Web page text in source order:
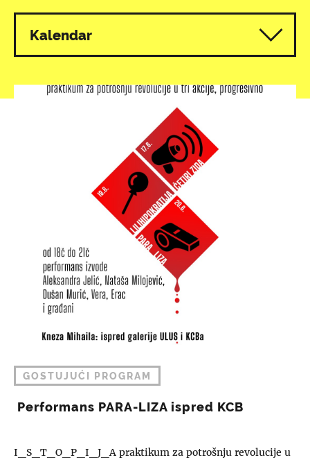
Kalendar
GOSTUJUĆI PROGRAM
Performans PARA-LIZA ispred KCB
I_S_T_O_P_I_J_A praktikum za potrošnju revolucije u